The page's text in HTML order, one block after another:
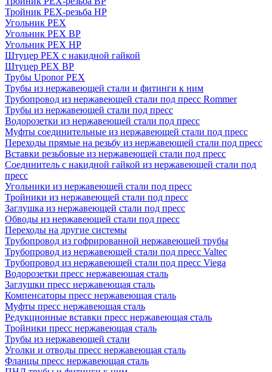
Тройник PEX-резьба НР
Угольник PEX
Угольник PEX ВР
Угольник PEX НР
Штуцер PEX c накидной гайкой
Штуцер PEX ВР
Трубы Uponor PEX
Трубы из нержавеющей стали и фитинги к ним
Трубопровод из нержавеющей стали под пресс Rommer
Трубы из нержавеющей стали под пресс
Водорозетки из нержавеющей стали под пресс
Муфты соединительные из нержавеющей стали под пресс
Переходы прямые на резьбу из нержавеющей стали под пресс
Вставки резьбовые из нержавеющей стали под пресс
Соединитель с накидной гайкой из нержавеющей стали под
пресс
Угольники из нержавеющей стали под пресс
Тройники из нержавеющей стали под пресс
Заглушка из нержавеющей стали под пресс
Обводы из нержавеющей стали под пресс
Переходы на другие системы
Трубопровод из гофрированной нержавеющей трубы
Трубопровод из нержавеющей стали под пресс Valtec
Трубопровод из нержавеющей стали под пресс Viega
Водорозетки пресс нержавеющая сталь
Заглушки пресс нержавеющая сталь
Компенсаторы пресс нержавеющая сталь
Муфты пресс нержавеющая сталь
Редукционные вставки пресс нержавеющая сталь
Тройники пресс нержавеющая сталь
Трубы из нержавеющей стали
Уголки и отводы пресс нержавеющая сталь
Фланцы пресс нержавеющая сталь